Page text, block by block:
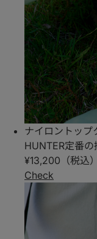
ナイロントップ
HUNTER定番
¥13,200（税込）
Check